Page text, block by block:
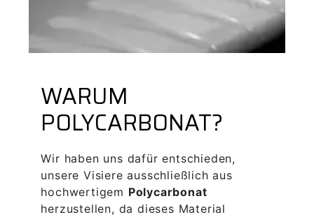
WARUM
POLYCARBONAT?
Wir haben uns dafür entschieden,
unsere Visiere ausschließlich aus
hochwertigem Polycarbonat
herzustellen, da dieses Material